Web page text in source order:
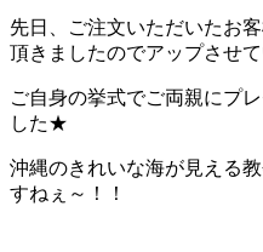
先日、ご注文いただいたお
頂きましたのでアップさせ
ご自身の挙式でご両親にプ
した★
沖縄のきれいな海が見える
すねぇ～！！